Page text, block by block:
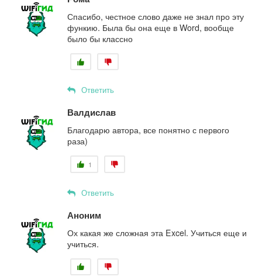
Спасибо, честное слово даже не знал про эту
функию. Была бы она еще в Word, вообще
было бы классно
Ответить
Валдислав
Благодарю автора, все понятно с первого
раза)
1
Ответить
Аноним
Ох какая же сложная эта Excel. Учиться еще и
учиться.